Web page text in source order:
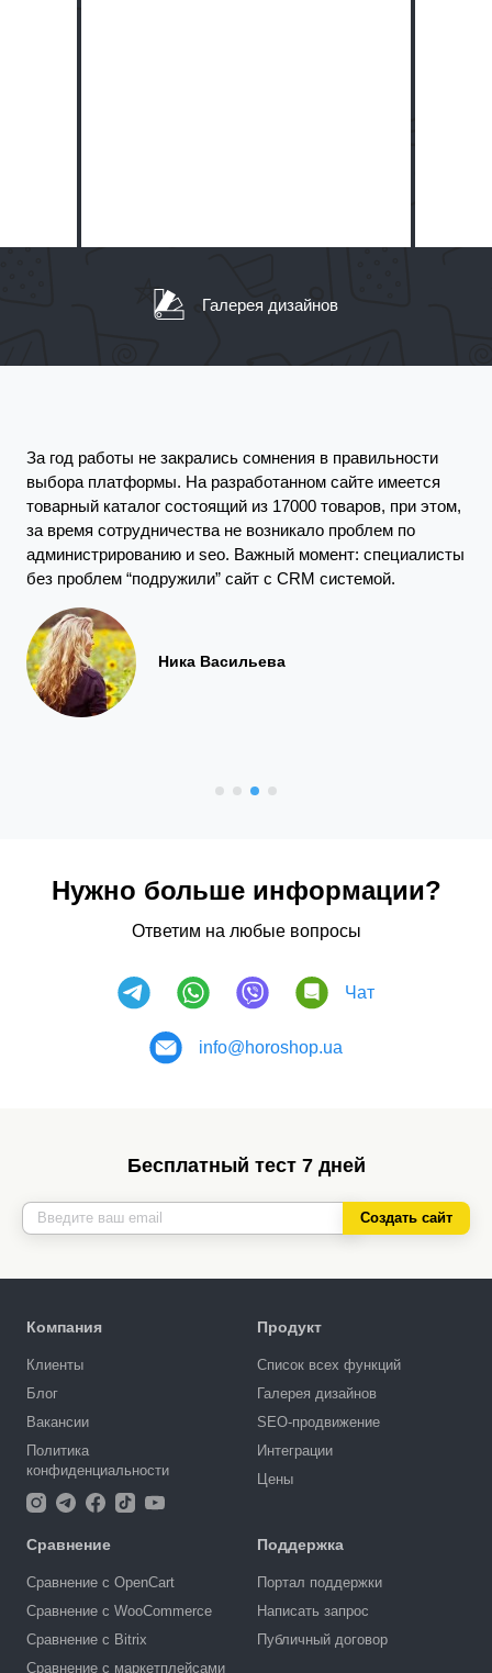
Галерея дизайнов
За год работы не закрались сомнения в правильности
выбора платформы. На разработанном сайте имеется
товарный каталог состоящий из 17000 товаров, при этом,
за время сотрудничества не возникало проблем по
администрированию и seo. Важный момент: специалисты
без проблем “подружили” сайт с CRM системой.
Ника Васильева
Нужно больше информации?
Ответим на любые вопросы
Чат
info@horoshop.ua
Бесплатный тест 7 дней
Создать сайт
Компания
Клиенты
Блог
Вакансии
Политика
конфиденциальности
Продукт
Список всех функций
Галерея дизайнов
SEO-продвижение
Интеграции
Цены
Сравнение
Сравнение с OpenCart
Сравнение с WooCommerce
Сравнение с Bitrix
Сравнение с маркетплейсами
Поддержка
Портал поддержки
Написать запрос
Публичный договор